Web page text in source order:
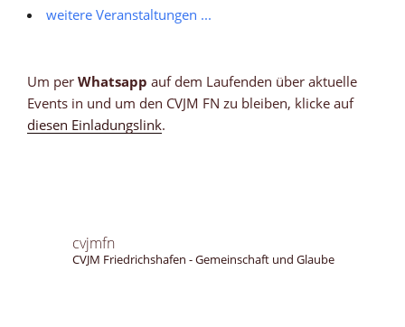
weitere Veranstaltungen ...
Um per Whatsapp auf dem Laufenden über aktuelle
Events in und um den CVJM FN zu bleiben, klicke auf
diesen Einladungslink.
cvjmfn
CVJM Friedrichshafen - Gemeinschaft und Glaube